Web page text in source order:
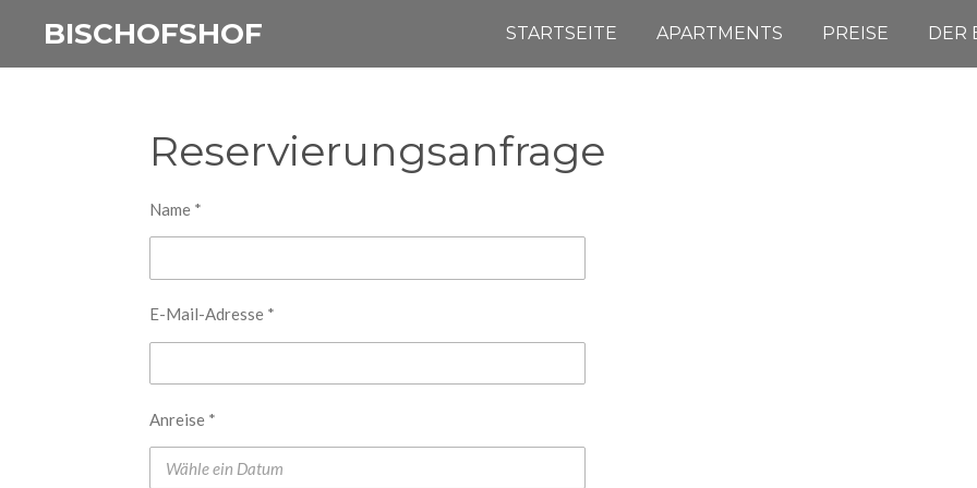
BISCHOFSHOF STARTSEITE APARTMENTS PREISE DER
Reservierungsanfrage
Name *
E-Mail-Adresse *
Anreise *